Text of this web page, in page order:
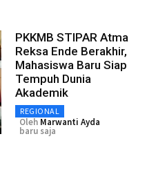
PKKMB STIPAR Atma
Reksa Ende Berakhir,
Mahasiswa Baru Siap
Tempuh Dunia
Akademik
REGIONAL
Oleh Marwanti Ayda
baru saja